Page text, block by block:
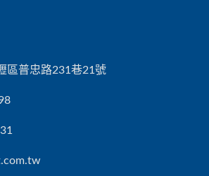
區普忠路231巷21號